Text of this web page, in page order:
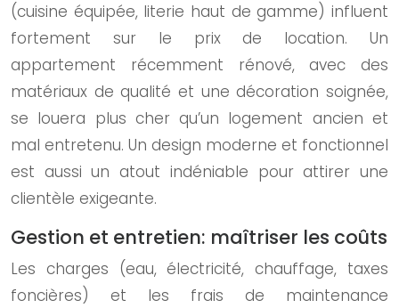
(cuisine équipée, literie haut de gamme) influent
fortement sur le prix de location. Un
appartement récemment rénové, avec des
matériaux de qualité et une décoration soignée,
se louera plus cher qu’un logement ancien et
mal entretenu. Un design moderne et fonctionnel
est aussi un atout indéniable pour attirer une
clientèle exigeante.
Gestion et entretien: maîtriser les coûts
Les charges (eau, électricité, chauffage, taxes
foncières) et les frais de maintenance